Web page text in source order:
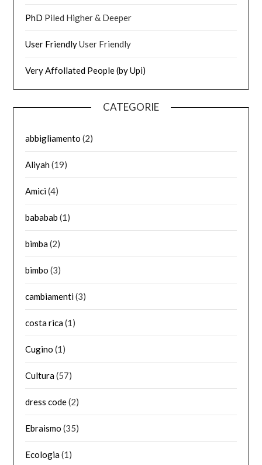
PhD Piled Higher & Deeper
User FriendlyUser Friendly
Very Affollated People (by Upi)
CATEGORIE
abbigliamento (2)
Aliyah(19)
Amici(4)
bababab (1)
bimba(2)
bimbo (3)
cambiamenti(3)
costa rica(1)
Cugino (1)
Cultura(57)
dress code(2)
Ebraismo (35)
Ecologia(1)